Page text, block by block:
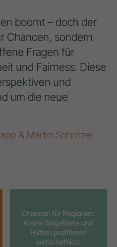
boomt – doch der
Chancen, sondern
Fragen für
und Fairness. Diese
und
um die neue
& Martin Schnitzer
Chancen für Regionen:
Kleine Skigebiete und
Hütten profitieren
wirtschaftlich.